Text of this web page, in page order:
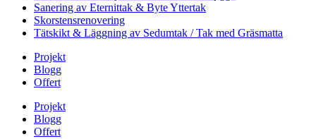
Sanering av Eternittak & Byte Yttertak
Skorstensrenovering
Tätskikt & Läggning av Sedumtak / Tak med Gräsmatta
Projekt
Blogg
Offert
Projekt
Blogg
Offert